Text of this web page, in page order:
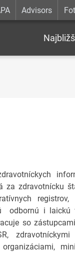
Advisors
zdravotnícku
odbornú i laickú
so
zdravotníckymi
organizáciami,